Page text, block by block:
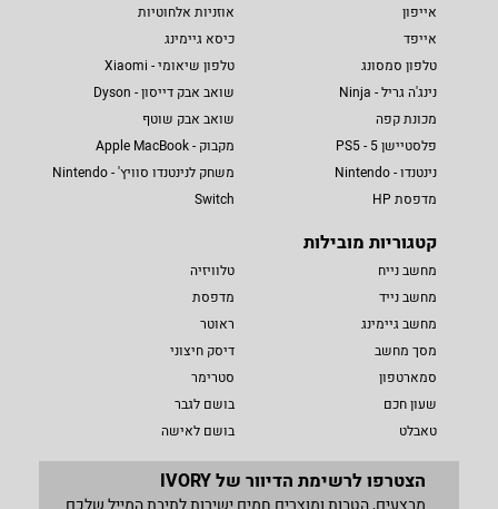
אייפון
אייפד
טלפון סמסונג
נינג'ה גריל - Ninja
מכונת קפה
פלסטיישן 5 - PS5
נינטנדו - Nintendo
מדפסת HP
אוזניות אלחוטיות
כיסא גיימינג
טלפון שיאומי - Xiaomi
שואב אבק דייסון - Dyson
שואב אבק שוטף
מקבוק - Apple MacBook
משחק לנינטנדו סוויץ' - Nintendo
Switch
קטגוריות מובילות
מחשב נייח
מחשב נייד
מחשב גיימינג
מסך מחשב
סמארטפון
שעון חכם
טאבלט
טלוויזיה
מדפסת
ראוטר
דיסק חיצוני
סטרימר
בושם לגבר
בושם לאישה
הצטרפו לרשימת הדיוור של IVORY